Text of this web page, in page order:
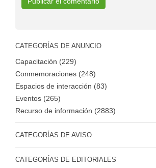
CATEGORÍAS DE ANUNCIO
Capacitación (229)
Conmemoraciones (248)
Espacios de interacción (83)
Eventos (265)
Recurso de información (2883)
CATEGORÍAS DE AVISO
CATEGORÍAS DE EDITORIALES